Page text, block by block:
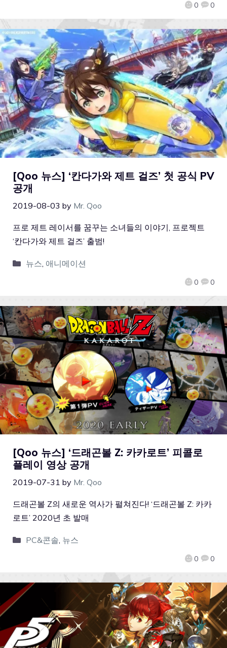
0 0
[Qoo 뉴스] ‘칸다가와 제트 걸즈’ 첫 공식 PV
공개
2019-08-03 by Mr. Qoo
0 0
프로 제트 레이서를 꿈꾸는 소녀들의 이야기, 프로젝트
‘칸다가와 제트 걸즈’ 출범!
뉴스 애니메이션
[Qoo 뉴스] ‘드래곤볼 Z: 카카로트’ 피콜로
플레이 영상 공개
2019-07-31 by Mr. Qoo
0 0
드래곤볼 Z의 새로운 역사가 펼쳐진다! ‘드래곤볼 Z: 카카
로트’ 2020년 초 발매
PC&콘솔 뉴스